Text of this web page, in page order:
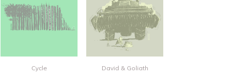
Cycle David & Goliath